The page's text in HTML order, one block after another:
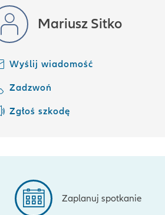
Mariusz Sitko
Wyślij wiadomość
Zadzwoń
Zgłoś szkodę
Zaplanuj spotkanie